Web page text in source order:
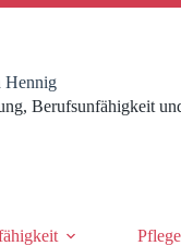
Hennig
Berufsunfähigkeit
Pflege